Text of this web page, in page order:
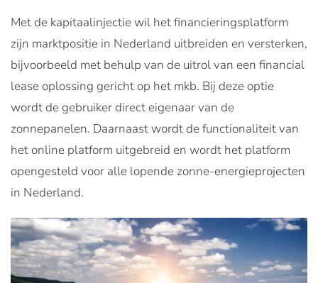
Met de kapitaalinjectie wil het financieringsplatform
zijn marktpositie in Nederland uitbreiden en versterken,
bijvoorbeeld met behulp van de uitrol van een financial
lease oplossing gericht op het mkb. Bij deze optie
wordt de gebruiker direct eigenaar van de
zonnepanelen. Daarnaast wordt de functionaliteit van
het online platform uitgebreid en wordt het platform
opengesteld voor alle lopende zonne-energieprojecten
in Nederland.